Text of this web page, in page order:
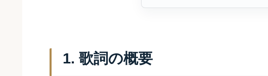
1. 歌詞の概要